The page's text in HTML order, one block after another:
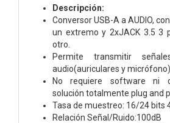
Descripción:
Conversor USB-A a AUDIO,
un extremo y 2xJACK 3.5 3
otro.
Permite transmitir
audio(auriculares y micrófono)
No requiere software ni
solución totalmente plug and
Tasa de muestreo: 16/24 bits
Relación Señal/Ruido:100dB